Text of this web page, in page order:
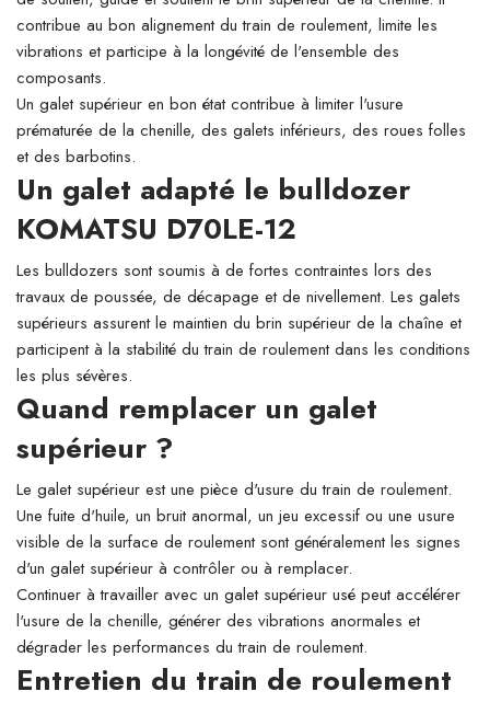
contribue au bon alignement du train de roulement, limite les
vibrations et participe à la longévité de l'ensemble des
composants.
Un galet supérieur en bon état contribue à limiter l'usure
prématurée de la chenille, des galets inférieurs, des roues folles
et des barbotins.
Un galet adapté le bulldozer
KOMATSU D70LE-12
Les bulldozers sont soumis à de fortes contraintes lors des
travaux de poussée, de décapage et de nivellement. Les galets
supérieurs assurent le maintien du brin supérieur de la chaîne et
participent à la stabilité du train de roulement dans les conditions
les plus sévères.
Quand remplacer un galet
supérieur ?
Le galet supérieur est une pièce d'usure du train de roulement.
Une fuite d'huile, un bruit anormal, un jeu excessif ou une usure
visible de la surface de roulement sont généralement les signes
d'un galet supérieur à contrôler ou à remplacer.
Continuer à travailler avec un galet supérieur usé peut accélérer
l'usure de la chenille, générer des vibrations anormales et
dégrader les performances du train de roulement.
Entretien du train de roulement